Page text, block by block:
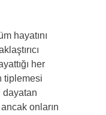
hayatını
her
tiplemesi
dayatan
onların